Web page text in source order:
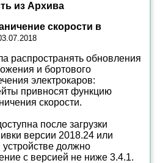
из Архива
скорости в
распространять обновления
и бортового
электрокаров:
привносят функцию
скорости.
после загрузки
версии 2018.24 или
должно
с версией не ниже 3.4.1.